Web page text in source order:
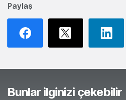
Paylaş
Bunlar ilginizi çekebilir